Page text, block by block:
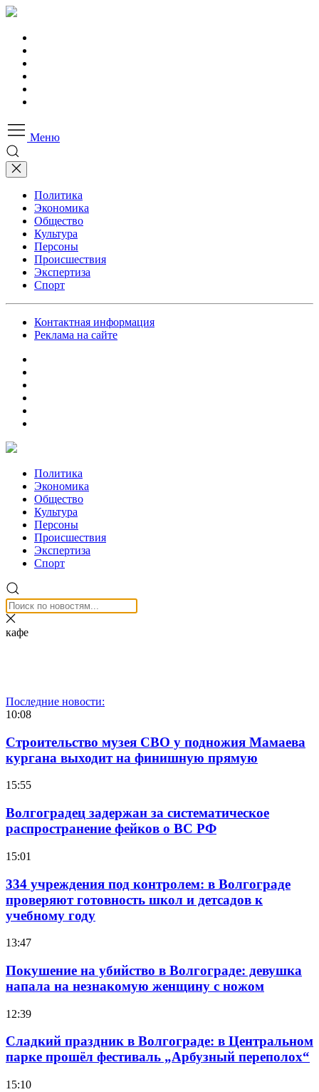
Меню
Политика
Экономика
Общество
Культура
Персоны
Происшествия
Экспертиза
Спорт
Контактная информация
Реклама на сайте
Политика
Экономика
Общество
Культура
Персоны
Происшествия
Экспертиза
Спорт
кафе
Последние новости:
10:08
Строительство музея СВО у подножия Мамаева
кургана выходит на финишную прямую
15:55
Волгоградец задержан за систематическое
распространение фейков о ВС РФ
15:01
334 учреждения под контролем: в Волгограде
проверяют готовность школ и детсадов к
учебному году
13:47
Покушение на убийство в Волгограде: девушка
напала на незнакомую женщину с ножом
12:39
Сладкий праздник в Волгограде: в Центральном
парке прошёл фестиваль „Арбузный переполох“
15:10